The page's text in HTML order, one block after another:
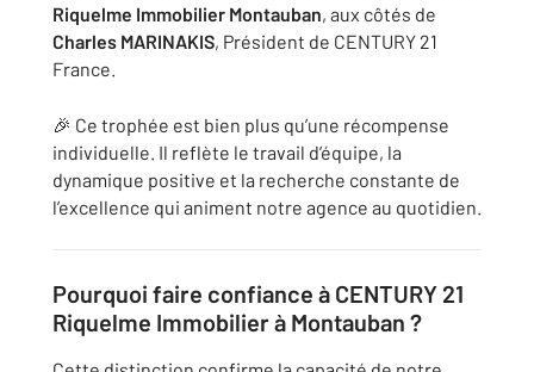
Riquelme Immobilier Montauban, aux côtés de
Charles MARINAKIS, Président de CENTURY 21
France.
🎉 Ce trophée est bien plus qu’une récompense
individuelle. Il reflète le travail d’équipe, la
dynamique positive et la recherche constante de
l’excellence qui animent notre agence au quotidien.
Pourquoi faire confiance à CENTURY 21
Riquelme Immobilier à Montauban ?